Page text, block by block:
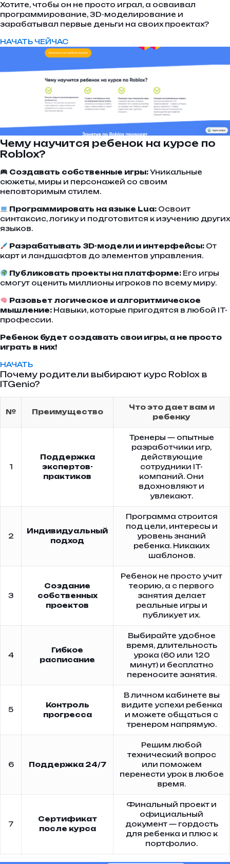
Хотите, чтобы он не просто играл, а осваивал
программирование, 3D-моделирование и
зарабатывал первые деньги на своих проектах?
НАЧАТЬ ЧЕЙЧАС
Чему научится ребенок на курсе по
Roblox?
Создавать собственные игры:Уникальные
сюжеты, миры и персонажей со своим
неповторимым стилем.
Программировать на языке Lua:Освоит
синтаксис, логику и подготовится к изучению других
языков.
Разрабатывать 3D-модели и интерфейсы:От
карт и ландшафтов до элементов управления.
Публиковать проекты на платформе:Его игры
смогут оценить миллионы игроков по всему миру.
Разовьет логическое и алгоритмическое
мышление: Навыки, которые пригодятся в любой IT-
профессии.
Ребенок будет создавать свои игры, а не просто
играть в них!
НАЧАТЬ
Почему родители выбирают курс Roblox в
ITGenio?
№ Преимущество
Что это дает вам и
ребенку
1
Поддержка
экспертов-
практиков
Тренеры — опытные
разработчики игр,
действующие
сотрудники IT-
компаний. Они
вдохновляют и
увлекают.
2
Индивидуальный
подход
Программа строится
под цели, интересы и
уровень знаний
ребенка. Никаких
шаблонов.
3
Создание
собственных
проектов
Ребенок не просто учит
теорию, а с первого
занятия делает
реальные игры и
публикует их.
4
Гибкое
расписание
Выбирайте удобное
время, длительность
урока (60 или 120
минут) и бесплатно
переносите занятия.
5
Контроль
прогресса
В личном кабинете вы
видите успехи ребенка
и можете общаться с
тренером напрямую.
6 Поддержка 24/7
Решим любой
технический вопрос
или поможем
перенести урок в любое
время.
7
Сертификат
после курса
Финальный проект и
официальный
документ — гордость
для ребенка и плюс к
портфолио.